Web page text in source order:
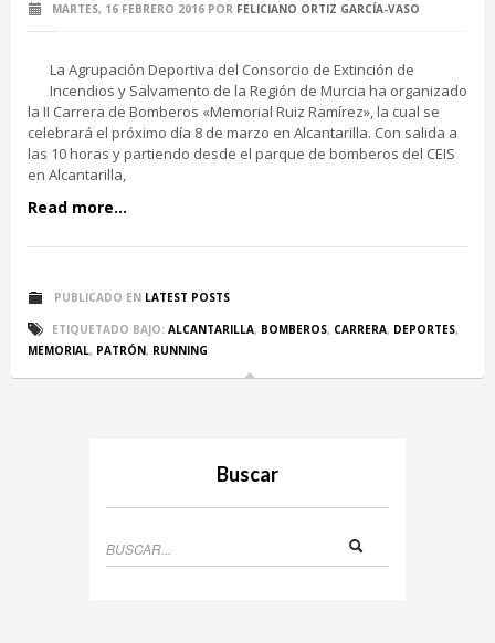
MARTES, 16 FEBRERO 2016 POR FELICIANO ORTIZ GARCÍA-VASO
La Agrupación Deportiva del Consorcio de Extinción de
Incendios y Salvamento de la Región de Murcia ha organizado
la II Carrera de Bomberos «Memorial Ruiz Ramírez», la cual se
celebrará el próximo día 8 de marzo en Alcantarilla. Con salida a
las 10 horas y partiendo desde el parque de bomberos del CEIS
en Alcantarilla,
Read more...
PUBLICADO EN LATEST POSTS
ETIQUETADO BAJO: ALCANTARILLA, BOMBEROS, CARRERA, DEPORTES,
MEMORIAL, PATRÓN, RUNNING
Buscar